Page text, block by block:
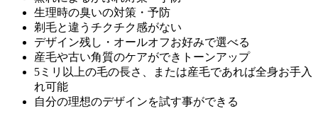
生理時の臭いの対策・予防
剃毛と違うチクチク感がない
デザイン残し・オールオフお好みで選べる
産毛や古い角質のケアができトーンアップ
5ミリ以上の毛の長さ、または産毛であれば全身お手入
れ可能
自分の理想のデザインを試す事ができる